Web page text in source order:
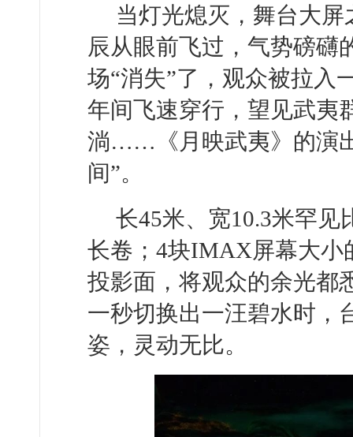
当灯光熄灭，舞台大
辰从眼前飞过，气势磅礴
场“消失”了，观众被拉入
年间飞速穿行，望见武夷
淌……《月映武夷》的演
间”。
长45米、宽10.3米罕
长卷；4块IMAX屏幕大小
投影面，将观众的余光都
一秒切换出一汪碧水时，
姿，灵动无比。